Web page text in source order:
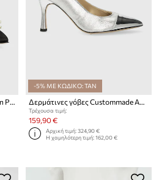
Γόβες Custommade Ayanna Satin Pearl
-5% ΜΕ ΚΩΔΙΚΟ: TAN
Δερμάτινες γόβες Custommade Awa Twinkle
Τρέχουσα τιμή:
159,90 €
Αρχική τιμή:324,90 €
Η χαμηλότερη τιμή:162,00 €